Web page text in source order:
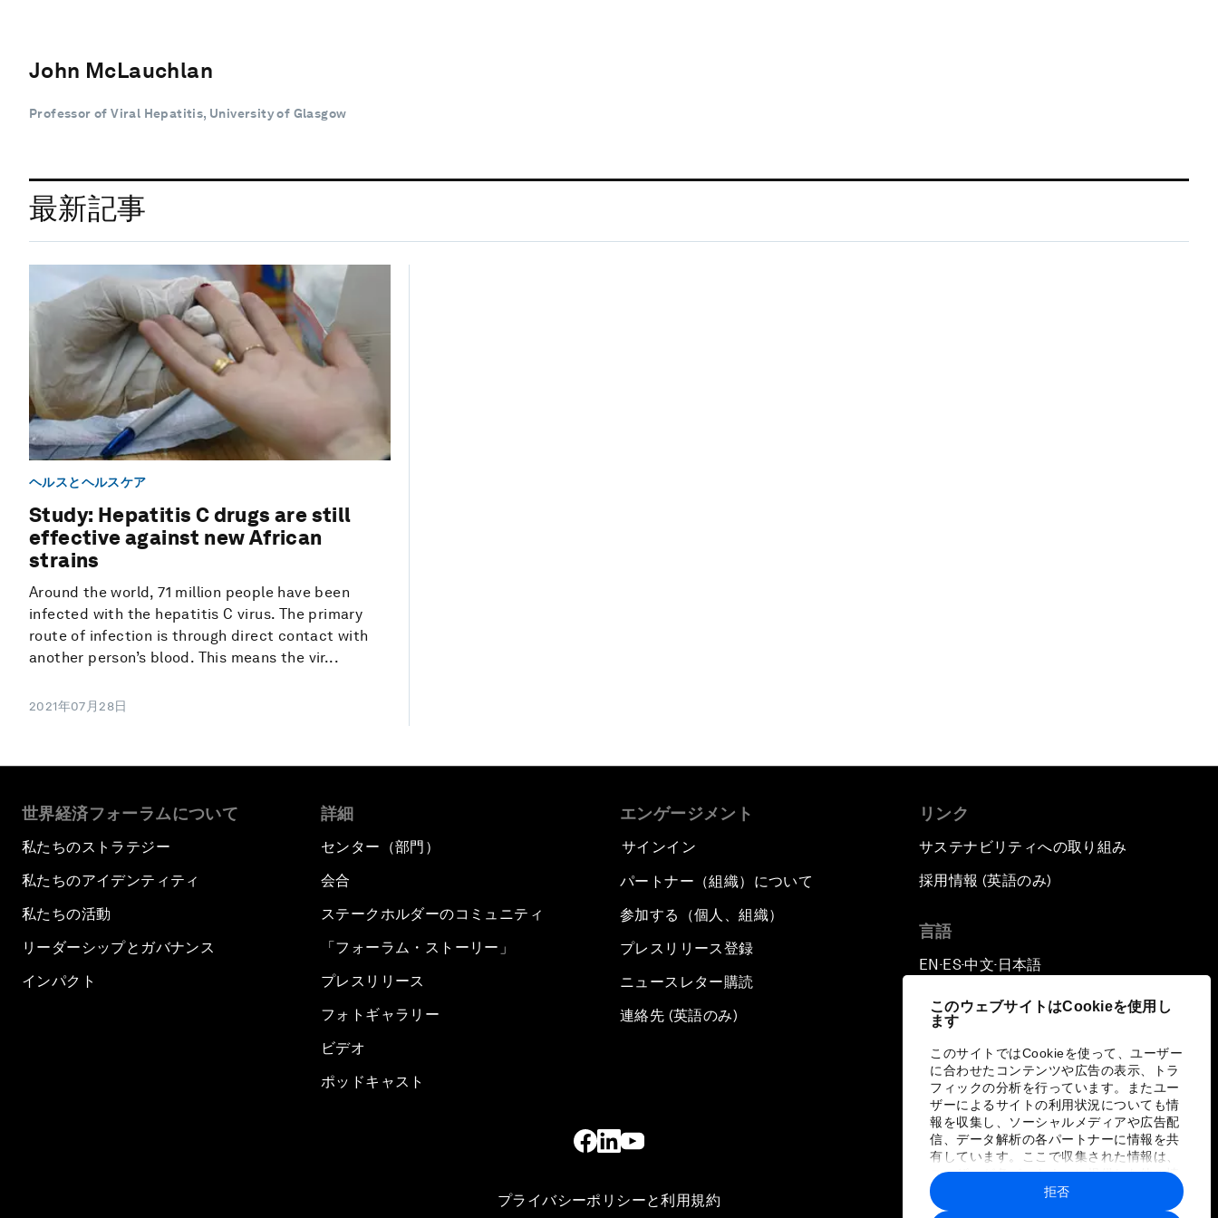
このウェブサイトはCookieを使用し
ます
このサイトではCookieを使って、ユーザー
に合わせたコンテンツや広告の表示、トラ
フィックの分析を行っています。またユー
ザーによるサイトの利用状況についても情
報を収集し、ソーシャルメディアや広告配
信、データ解析の各パートナーに情報を共
有しています。ここで収集された情報は、
ユーザーが各パートナーに提供した他の情
報や各パートナーのサービスを使用した際
に収集された情報と組み合わされ、各パー
拒否
John McLauchlan
Professor of Viral Hepatitis, University of Glasgow
最新記事
ヘルスとヘルスケア
Study: Hepatitis C drugs are still
effective against new African
strains
Around the world, 71 million people have been
infected with the hepatitis C virus. The primary
route of infection is through direct contact with
another person’s blood. This means the vir...
2021年07月28日
世界経済フォーラムについて
私たちのストラテジー
私たちのアイデンティティ
私たちの活動
リーダーシップとガバナンス
インパクト
詳細
センター（部門）
会合
ステークホルダーのコミュニティ
「フォーラム・ストーリー」
プレスリリース
フォトギャラリー
ビデオ
ポッドキャスト
エンゲージメント
サインイン
パートナー（組織）について
参加する（個人、組織）
プレスリリース登録
ニュースレター購読
連絡先 (英語のみ)
リンク
サステナビリティへの取り組み
採用情報 (英語のみ)
言語
EN ▪ ES▪中文▪ 日本語
プライバシーポリシーと利用規約